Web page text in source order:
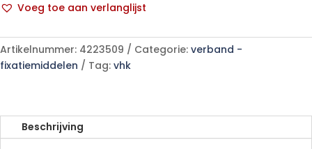
m
8
cm
Voeg toe aan verlanglijst
l
t
e
a
t
Artikelnummer: 4223509 Categorie: verband -
fixatiemiddelen
Tag: vhk
Beschrijving